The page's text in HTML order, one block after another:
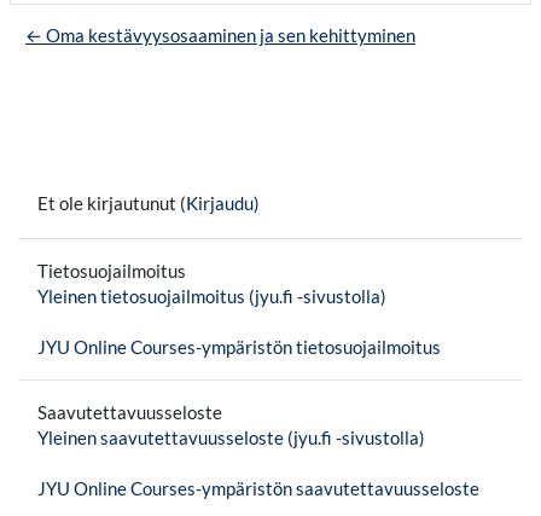
← Oma kestävyysosaaminen ja sen kehittyminen
Et ole kirjautunut (Kirjaudu)
Tietosuojailmoitus
Yleinen tietosuojailmoitus (jyu.fi -sivustolla)
JYU Online Courses-ympäristön tietosuojailmoitus
Saavutettavuusseloste
Yleinen saavutettavuusseloste (jyu.fi -sivustolla)
JYU Online Courses-ympäristön saavutettavuusseloste